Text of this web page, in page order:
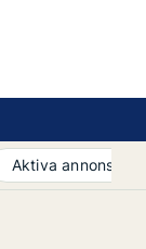
Aktiva annonser